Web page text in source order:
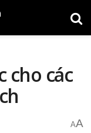
cho các
AA